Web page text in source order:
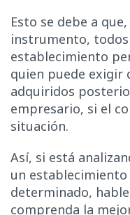
Esto se debe a
instrumento,
establecimiento
quien puede exigir
adquiridos
empresario, si el
situación.
Así, si está
un
determinado,
comprenda la